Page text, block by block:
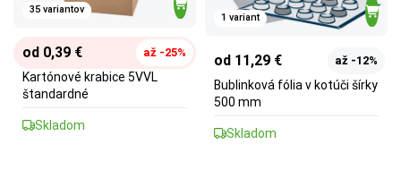
35 variantov
od 0,39 € až -25%
Kartónové krabice 5VVL
štandardné
Skladom
1 variant
od 11,29 € až -12%
Bublinková fólia v kotúči šírky
500 mm
Skladom